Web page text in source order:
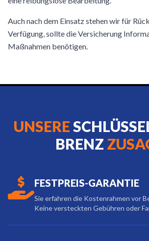
Auch nach dem Einsatz stehen wir für
Verfügung, sollte die Versicherung
Maßnahmen benötigen.
UNSERE
BRENZ
FESTPREIS-GARANTIE
Sie erfahren die Kostenrahmen vor
Keine versteckten Gebühren oder